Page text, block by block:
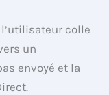
colle
un
envoyé et la